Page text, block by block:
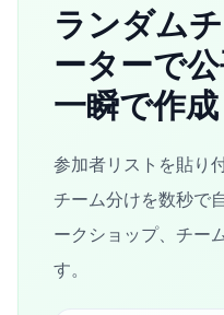
ランダム
ーターで
一瞬で作成
参加者リストを貼り
チーム分けを数秒で
ークショップ、チー
す。